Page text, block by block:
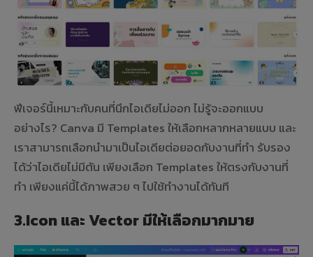
ฟีเจอร์นี้เหมาะกับคนที่นึกไอเดียไม่ออก ไม่รู้จะออกแบบ
อย่างไร? Canva มี Templates ให้เลือกหลากหลายแบบ และ
เราสามารถเลือกนำมาเป็นไอเดียต่อยอดกับงานที่ทำ รับรอง
ได้ว่าไอเดียไม่มีตัน เพียงเลือก Templates ให้ตรงกับงานที่
ทำ เพียงแค่นี้ได้ภาพสวย ๆ ไปใช้ทำงานได้ทันที
3.Icon และ Vector มีให้เลือกมากมาย